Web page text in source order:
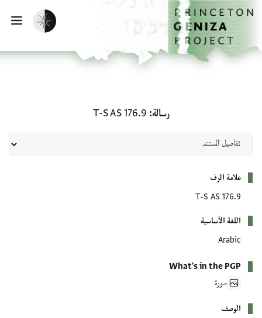
إلى المحتوى الرئيسي
الرئيسية
تفعيل الوضع المظلم
رسالة T-S AS 176.9
علامة الرف
T-S AS 176.9
اللغة الأساسية
Arabic
What's in the PGP
صورة
الوصف